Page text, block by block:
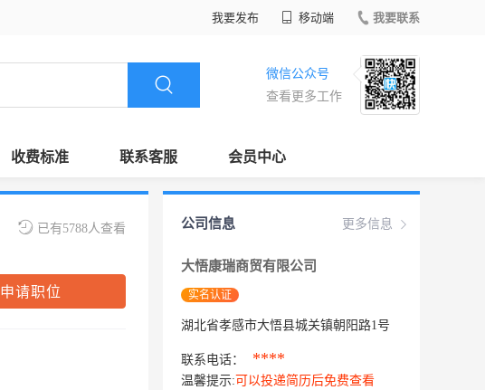
我要发布 移动端 我要联系
微信公众号
查看更多工作
收费标准 联系客服 会员中心
已有5788人查看
申请职位
更多信息
公司信息
大悟康瑞商贸有限公司
实名认证
湖北省孝感市大悟县城关镇朝阳路1号
联系电话： ****
温馨提示: 可以投递简历后免费查看